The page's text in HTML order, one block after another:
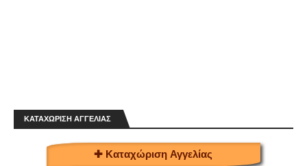
ΚΑΤΑΧΩΡΙΣΗ ΑΓΓΕΛΙΑΣ
✚ Καταχώριση Αγγελίας